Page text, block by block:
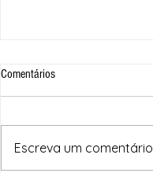
Comentários
Escreva um comentário